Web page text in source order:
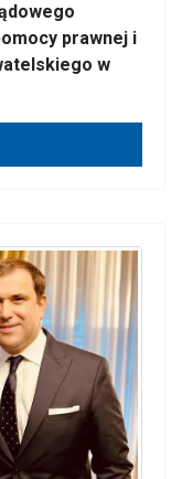
prawnej i
w